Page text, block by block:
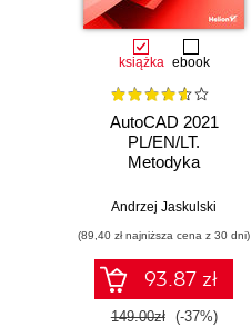
książka ebook
AutoCAD 2021
PL/EN/LT.
Metodyka
projektowania
nieparametrycznego
2D i 3D
Andrzej Jaskulski
(89,40 zł najniższa cena z 30 dni)
93.87 zł
149.00zł (-37%)